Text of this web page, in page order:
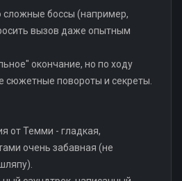
боссы (например,
вызов даже опытным
окончание, но по ходу
сюжетные повороты и секреты.
от Темми - гладкая,
очень забавная (не